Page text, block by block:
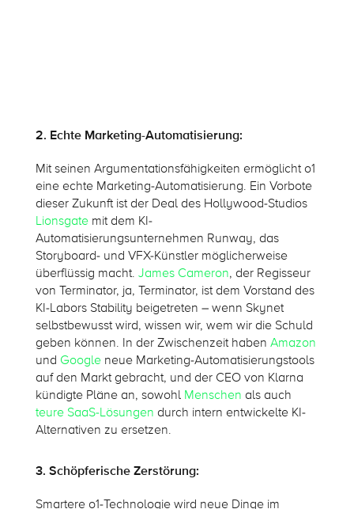
2. Echte Marketing-Automatisierung:
Mit seinen Argumentationsfähigkeiten ermöglicht o1
eine echte Marketing-Automatisierung. Ein Vorbote
dieser Zukunft ist der Deal des Hollywood-Studios
Lionsgatemit dem KI-
Automatisierungsunternehmen Runway, das
Storyboard- und VFX-Künstler möglicherweise
überflüssig macht. James Cameron, der Regisseur
von Terminator, ja, Terminator, ist dem Vorstand des
KI-Labors Stability beigetreten – wenn Skynet
selbstbewusst wird, wissen wir, wem wir die Schuld
geben können. In der Zwischenzeit haben Amazon
und Googleneue Marketing-Automatisierungstools
auf den Markt gebracht, und der CEO von Klarna
kündigte Pläne an, sowohl Menschen als auch
teure SaaS-Lösungen durch intern entwickelte KI-
Alternativen zu ersetzen.
3. Schöpferische Zerstörung:
Smartere o1-Technologie wird neue Dinge im